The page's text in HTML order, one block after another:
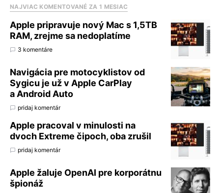
NAJVIAC KOMENTOVANÉ ZA 1 MESIAC
Apple pripravuje nový Mac s 1,5TB
RAM, zrejme sa nedoplatíme
3 komentáre
Navigácia pre motocyklistov od
Sygicu je už v Apple CarPlay
a Android Auto
pridaj komentár
Apple pracoval v minulosti na
dvoch Extreme čipoch, oba zrušil
pridaj komentár
Apple žaluje OpenAI pre korporátnu
špionáž